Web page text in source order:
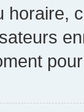
horaire,